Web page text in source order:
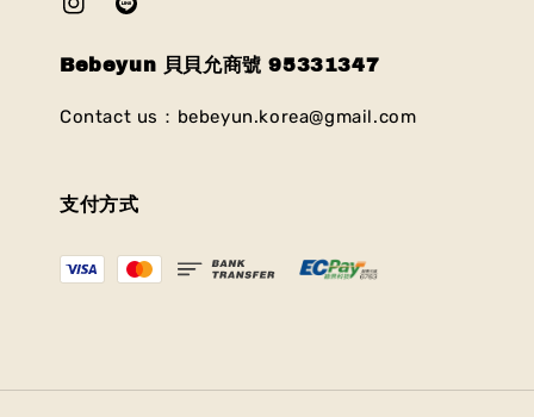
Bebeyun 貝貝允商號 95331347
Contact us：bebeyun.korea@gmail.com
支付方式